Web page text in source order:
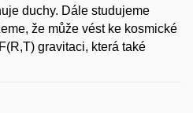
duchy. Dále studujeme
že může vést ke kosmické
gravitaci, která také